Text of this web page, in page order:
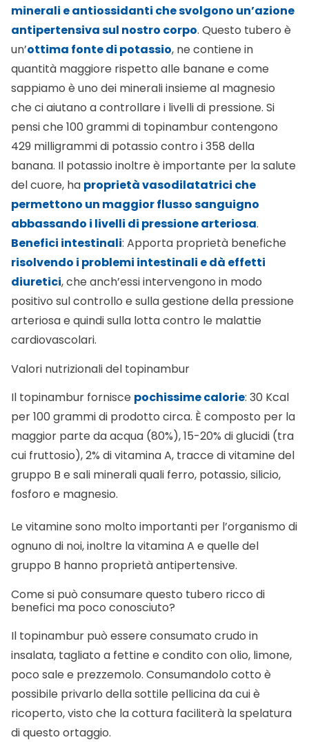
minerali e antiossidanti che svolgono un’azione
antipertensiva sul nostro corpo. Questo tubero è
un’ottima fonte di potassio, ne contiene in
quantità maggiore rispetto alle banane e come
sappiamo è uno dei minerali insieme al magnesio
che ci aiutano a controllare i livelli di pressione. Si
pensi che 100 grammi di topinambur contengono
429 milligrammi di potassio contro i 358 della
banana. Il potassio inoltre è importante per la salute
del cuore, ha proprietà vasodilatatrici che
permettono un maggior flusso sanguigno
abbassando i livelli di pressione arteriosa.
Benefici intestinali: Apporta proprietà benefiche
risolvendo i problemi intestinali e dà effetti
diuretici, che anch’essi intervengono in modo
positivo sul controllo e sulla gestione della pressione
arteriosa e quindi sulla lotta contro le malattie
cardiovascolari.
Valori nutrizionali del topinambur
Il topinambur fornisce pochissime calorie: 30 Kcal
per 100 grammi di prodotto circa. È composto per la
maggior parte da acqua (80%), 15-20% di glucidi (tra
cui fruttosio), 2% di vitamina A, tracce di vitamine del
gruppo B e sali minerali quali ferro, potassio, silicio,
fosforo e magnesio.
Le vitamine sono molto importanti per l’organismo di
ognuno di noi, inoltre la vitamina A e quelle del
gruppo B hanno proprietà antipertensive.
Come si può consumare questo tubero ricco di
benefici ma poco conosciuto?
Il topinambur può essere consumato crudo in
insalata, tagliato a fettine e condito con olio, limone,
poco sale e prezzemolo. Consumandolo cotto è
possibile privarlo della sottile pellicina da cui è
ricoperto, visto che la cottura faciliterà la spelatura
di questo ortaggio.